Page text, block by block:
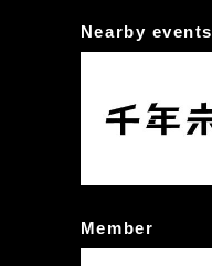
Nearby events
Member